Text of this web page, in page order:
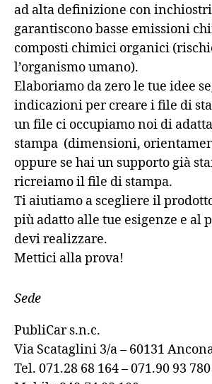
ad alta definizione con inchiostri
garantiscono basse emissioni
composti chimici organici
l’organismo umano).
Elaboriamo da zero le tue idee
indicazioni per creare i file di
un file ci occupiamo noi di
stampa (dimensioni,
oppure se hai un supporto già
ricreiamo il file di stampa.
Ti aiutiamo a scegliere il
più adatto alle tue esigenze e al
devi realizzare.
Mettici alla prova!
Sede
PubliCar s.n.c.
Via Scataglini 3/a – 60131
Tel. 071.28 68 164 – 071.90 93 780